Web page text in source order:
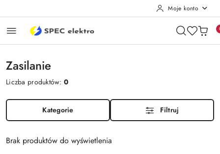
Moje konto
Zasilanie
Liczba produktów:0
Kategorie Filtruj
Brak produktów do wyświetlenia